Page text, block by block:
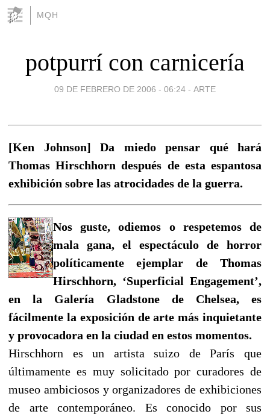
MQH
potpurrí con carnicería
09 DE FEBRERO DE 2006 - 06:24 - ARTE
[Ken Johnson] Da miedo pensar qué hará
Thomas Hirschhorn después de esta espantosa
exhibición sobre las atrocidades de la guerra.
Nos guste, odiemos o respetemos de
mala gana, el espectáculo de horror
políticamente ejemplar de Thomas
Hirschhorn, ‘Superficial Engagement’,
en la Galería Gladstone de Chelsea, es
fácilmente la exposición de arte más inquietante
y provocadora en la ciudad en estos momentos.
Hirschhorn es un artista suizo de París que
últimamente es muy solicitado por curadores de
museo ambiciosos y organizadores de exhibiciones
de arte contemporáneo. Es conocido por sus